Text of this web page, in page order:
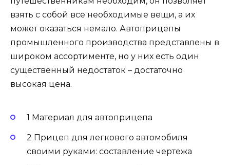
взять с собой все необходимые вещи, а их
может оказаться немало. Автоприцепы
промышленного производства представлены в
широком ассортименте, но у них есть один
существенный недостаток – достаточно
высокая цена.
1 Материал для автоприцепа
2 Прицеп для легкового автомобиля
своими руками: составление чертежа